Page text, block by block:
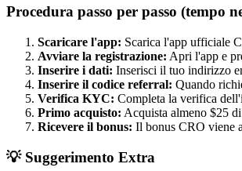
Procedura passo per passo (tempo
Scaricare l'app: Scarica l'app ufficiale
Avviare la registrazione: Apri l'app e
Inserire i dati: Inserisci il tuo indirizzo
Inserire il codice referral: Quando
Verifica KYC: Completa la verifica
Primo acquisto: Acquista almeno $25
Ricevere il bonus: Il bonus CRO viene
💡 Suggerimento Extra